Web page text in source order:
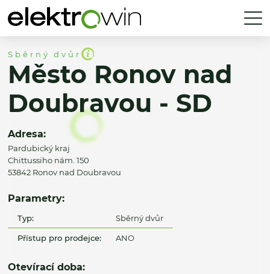
Sběrný dvůr
Město Ronov nad
Doubravou - SD
Adresa:
Pardubický kraj
Chittussiho nám. 150
53842 Ronov nad Doubravou
Parametry:
Typ: Sběrný dvůr
Přístup pro prodejce: ANO
Otevírací doba: